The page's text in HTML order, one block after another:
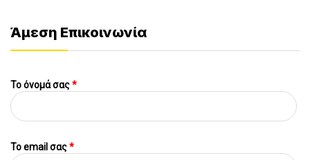
Άμεση Επικοινωνία
Το όνομά σας*
To email σας*